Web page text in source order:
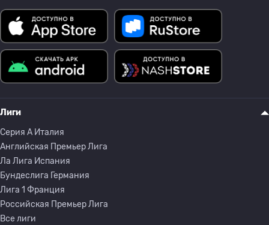
Лиги
Серия A Италия
Английская Премьер Лига
Ла Лига Испания
Бундеслига Германия
Лига 1 Франция
Российская Премьер Лига
Все лиги